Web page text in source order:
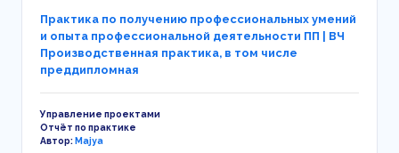
Практика по получению профессиональных умений
и опыта профессиональной деятельности ПП | ВЧ
Производственная практика, в том числе
преддипломная
Управление проектами
Отчёт по практике
Автор:Majya